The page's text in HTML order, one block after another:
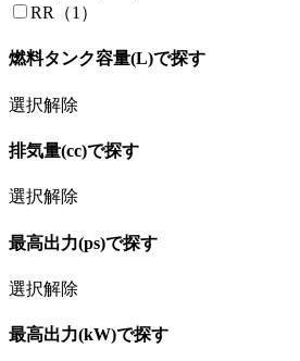
RR（1）
燃料タンク容量(L)で探す
選択解除
排気量(cc)で探す
選択解除
最高出力(ps)で探す
選択解除
最高出力(kW)で探す